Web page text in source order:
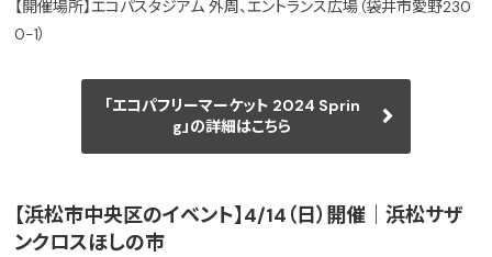
【開催場所】エコパスタジアム 外周、エントランス広場（袋井市愛野230
0-1）
「エコパフリーマーケット 2024 Sprin
g」の詳細はこちら
【浜松市中央区のイベント】4/14（日）開催｜浜松サザ
ンクロスほしの市